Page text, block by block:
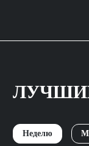
Неделю